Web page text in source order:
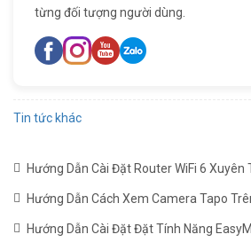
từng đối tượng người dùng.
Tin tức khác
Hướng Dẫn Cài Đặt Router WiFi 6 Xuyên
AX1800HP Mới Nhất
Hướng Dẫn Cách Xem Camera Tapo
Giao Thức RTSP
Hướng Dẫn Cài Đặt Đặt Tính Năng